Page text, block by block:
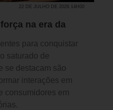
22 DE JULHO DE 2026 14H00
na era da
para conquistar
saturado de
se destacam são
interações em
consumidores em